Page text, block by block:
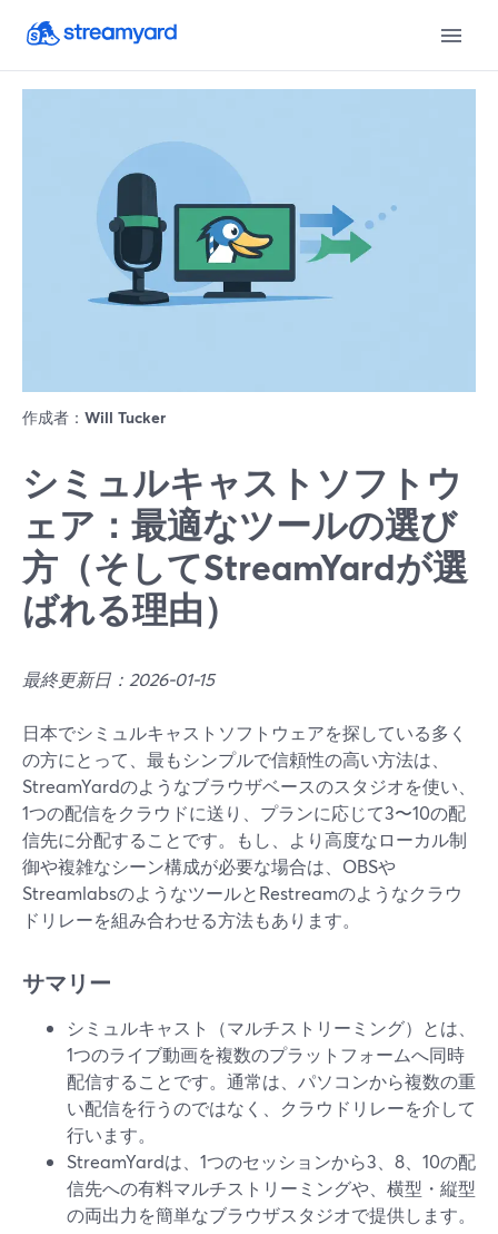
作成者： Will Tucker
シミュルキャストソフトウ
ェア：最適なツールの選び
方（そしてStreamYardが選
ばれる理由）
最終更新日：2026-01-15
日本でシミュルキャストソフトウェアを探している多く
の方にとって、最もシンプルで信頼性の高い方法は、
StreamYardのようなブラウザベースのスタジオを使い、
1つの配信をクラウドに送り、プランに応じて3〜10の配
信先に分配することです。もし、より高度なローカル制
御や複雑なシーン構成が必要な場合は、OBSや
StreamlabsのようなツールとRestreamのようなクラウ
ドリレーを組み合わせる方法もあります。
サマリー
シミュルキャスト（マルチストリーミング）とは、
1つのライブ動画を複数のプラットフォームへ同時
配信することです。通常は、パソコンから複数の重
い配信を行うのではなく、クラウドリレーを介して
行います。
StreamYardは、1つのセッションから3、8、10の配
信先への有料マルチストリーミングや、横型・縦型
の両出力を簡単なブラウザスタジオで提供します。